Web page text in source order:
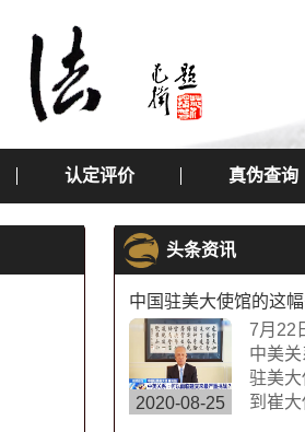
认定评价 真伪查询
头条资讯
2020-08-25
7月22
中美
驻美
到崔